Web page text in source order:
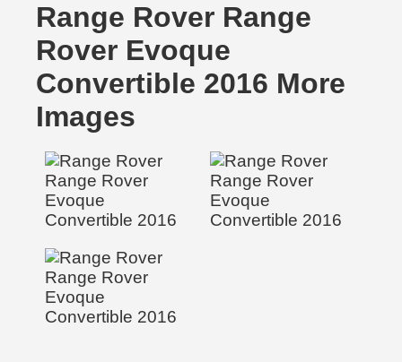
Range Rover Range
Rover Evoque
Convertible 2016 More
Images